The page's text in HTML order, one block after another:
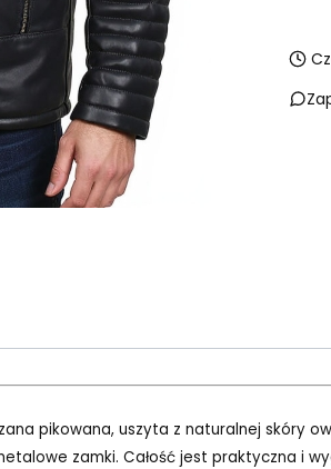
pikowana, uszyta z naturalnej skóry
zamki. Całość jest praktyczna i